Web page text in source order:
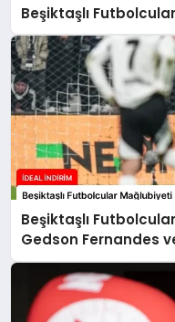
Beşiktaşlı
Beşiktaşlı
Gedson Fernandes
Açıklamalar